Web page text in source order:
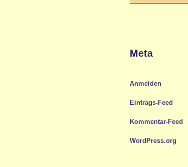
Meta
Anmelden
Eintrags-Feed
Kommentar-Feed
WordPress.org